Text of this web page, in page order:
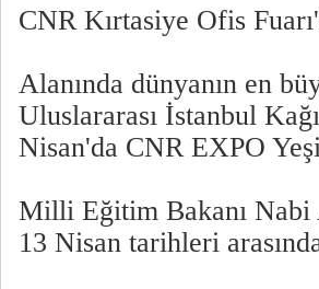
CNR Kırtasiye Ofis
Alanında dünyanın en
Uluslararası İstanbul
Nisan'da CNR EXPO
Milli Eğitim Bakanı Nabi
13 Nisan tarihleri